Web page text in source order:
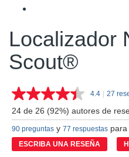
Localizador
Scout®
4.4 Lea
27
en
| 27
24 de 26 (92%) autores de
90 preguntas y 77 respuestas
ESCRIBA UNA RESEÑA